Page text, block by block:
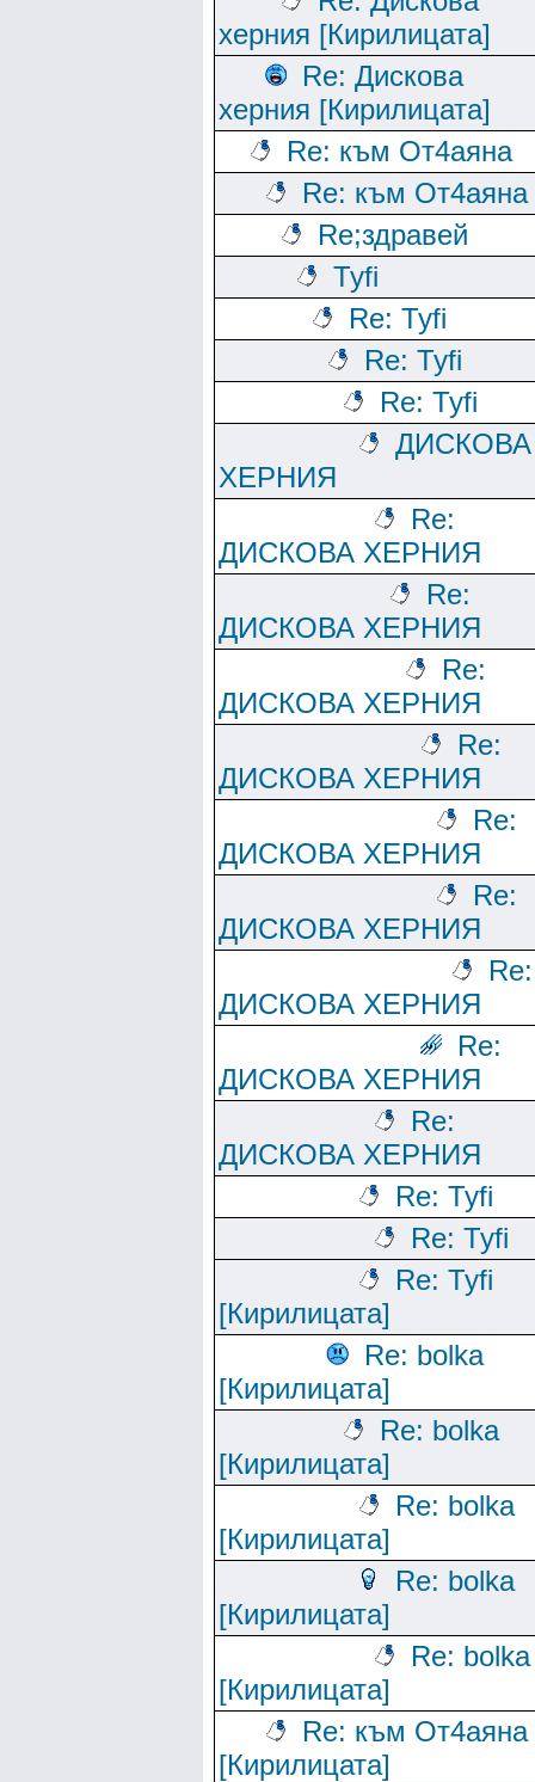
херния [Кирилицата]
Re: Дискова
херния [Кирилицата]
Re: към От4аяна
Re: към От4аяна
Rе;здравей
Tyfi
Re: Tyfi
Re: Tyfi
Re: Tyfi
ДИСКОВА
ХЕРНИЯ
Re:
ДИСКОВА ХЕРНИЯ
Re:
ДИСКОВА ХЕРНИЯ
Re:
ДИСКОВА ХЕРНИЯ
Re:
ДИСКОВА ХЕРНИЯ
Re:
ДИСКОВА ХЕРНИЯ
Re:
ДИСКОВА ХЕРНИЯ
Re:
ДИСКОВА ХЕРНИЯ
Re:
ДИСКОВА ХЕРНИЯ
Re:
ДИСКОВА ХЕРНИЯ
Re: Tyfi
Re: Tyfi
Re: Tyfi
[Кирилицата]
Re: bolka
[Кирилицата]
Re: bolka
[Кирилицата]
Re: bolka
[Кирилицата]
Re: bolka
[Кирилицата]
Re: bolka
[Кирилицата]
Re: към От4аяна
[Кирилицата]